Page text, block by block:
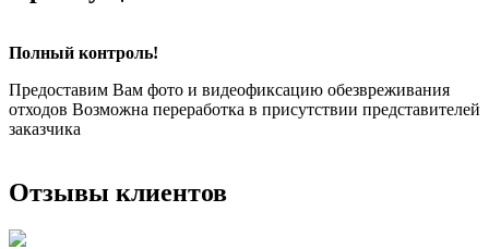
Полный контроль!
Предоставим Вам фото и видеофиксацию обезвреживания
отходов Возможна переработка в присутствии представителей
заказчика
Отзывы клиентов